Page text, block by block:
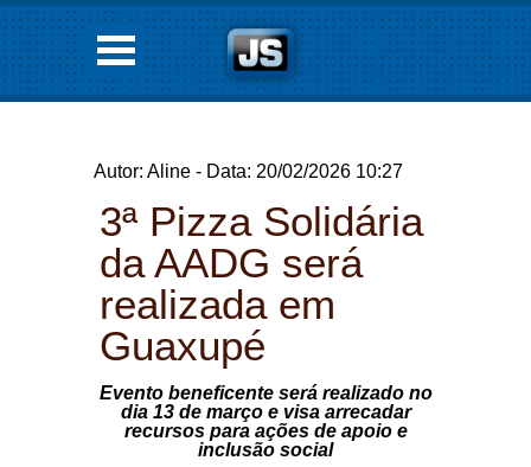
Autor: Aline - Data: 20/02/2026 10:27
3ª Pizza Solidária
da AADG será
realizada em
Guaxupé
Evento beneficente será realizado no
dia 13 de março e visa arrecadar
recursos para ações de apoio e
inclusão social